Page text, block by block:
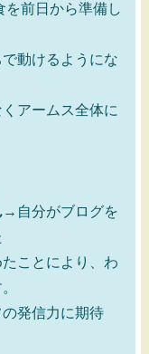
前日から準備し
けるようにな
ムス全体に
→自分がブログを
とにより、わ
信力に期待